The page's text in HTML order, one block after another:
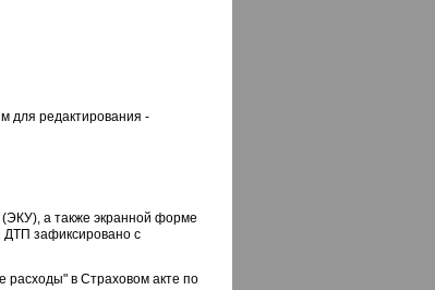
для редактирования -
а также экранной форме
ДТП зафиксировано с
расходы" в Страховом акте по